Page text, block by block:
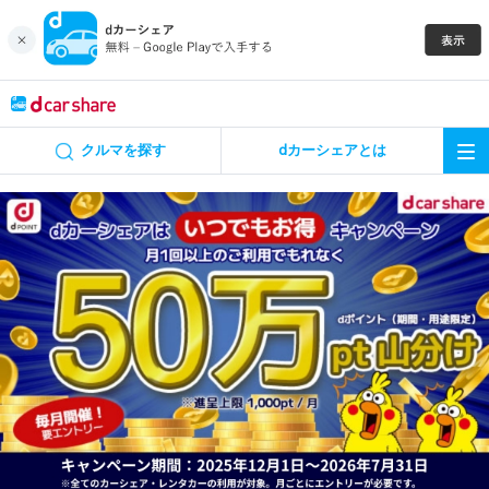
クルマを探す dカーシェアとは
カーシェア
レンタカー
よくあるご質問・お問い合わせ
お知らせ
特集
アプリの使い方